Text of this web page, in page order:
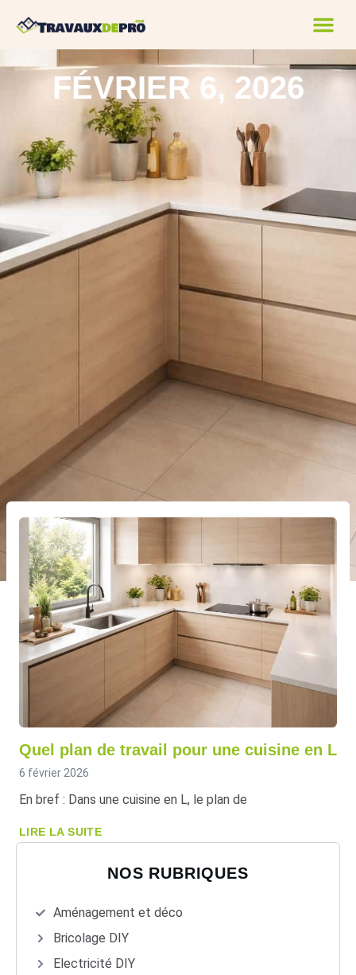
FÉVRIER 6, 2026
Quel plan de travail pour une cuisine en L
6 février 2026
En bref : Dans une cuisine en L, le plan de
LIRE LA SUITE
NOS RUBRIQUES
Aménagement et déco
Bricolage DIY
Electricité DIY